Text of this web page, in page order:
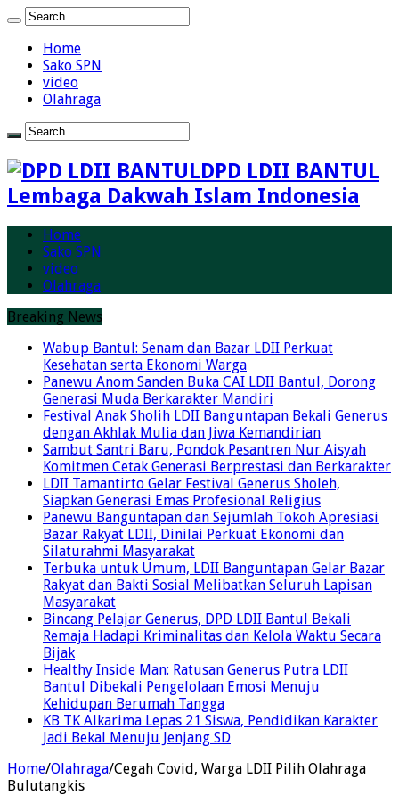
Home
Sako SPN
video
Olahraga
DPD LDII BANTUL
Lembaga Dakwah Islam Indonesia
Home
Sako SPN
video
Olahraga
Breaking News
Wabup Bantul: Senam dan Bazar LDII Perkuat
Kesehatan serta Ekonomi Warga
Panewu Anom Sanden Buka CAI LDII Bantul, Dorong
Generasi Muda Berkarakter Mandiri
Festival Anak Sholih LDII Banguntapan Bekali Generus
dengan Akhlak Mulia dan Jiwa Kemandirian
Sambut Santri Baru, Pondok Pesantren Nur Aisyah
Komitmen Cetak Generasi Berprestasi dan Berkarakter
LDII Tamantirto Gelar Festival Generus Sholeh,
Siapkan Generasi Emas Profesional Religius
Panewu Banguntapan dan Sejumlah Tokoh Apresiasi
Bazar Rakyat LDII, Dinilai Perkuat Ekonomi dan
Silaturahmi Masyarakat
Terbuka untuk Umum, LDII Banguntapan Gelar Bazar
Rakyat dan Bakti Sosial Melibatkan Seluruh Lapisan
Masyarakat
Bincang Pelajar Generus, DPD LDII Bantul Bekali
Remaja Hadapi Kriminalitas dan Kelola Waktu Secara
Bijak
Healthy Inside Man: Ratusan Generus Putra LDII
Bantul Dibekali Pengelolaan Emosi Menuju
Kehidupan Berumah Tangga
KB TK Alkarima Lepas 21 Siswa, Pendidikan Karakter
Jadi Bekal Menuju Jenjang SD
Home/Olahraga/Cegah Covid, Warga LDII Pilih Olahraga
Bulutangkis